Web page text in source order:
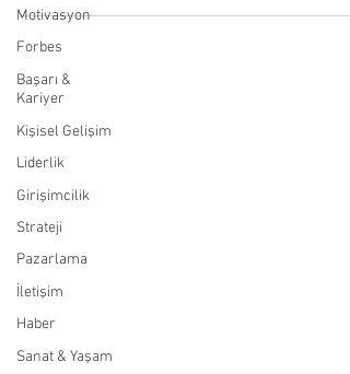
Motivasyon
Forbes
Başarı &
Kariyer
Kişisel Gelişim
Liderlik
Girişimcilik
Strateji
Pazarlama
İletişim
Haber
Sanat & Yaşam